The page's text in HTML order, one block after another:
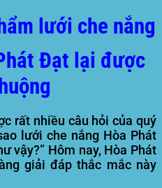
lưới che nắng
Đạt lại được
rất nhiều câu hỏi của quý
lưới che nắng Hòa Phát
vậy?” Hôm nay, Hòa Phát
giải đáp thắc mắc này